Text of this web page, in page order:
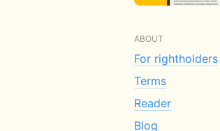
ABOUT
For rightholders
Terms
Reader
Blog